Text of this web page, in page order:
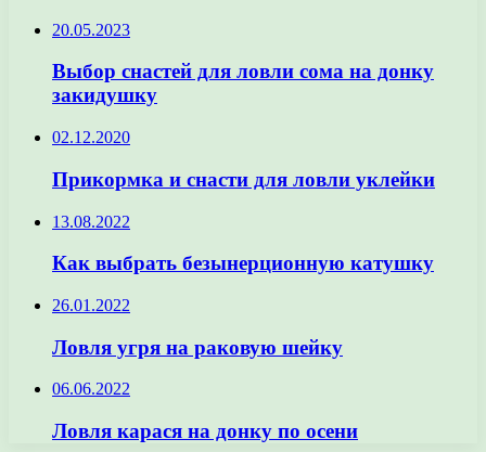
20.05.2023
Выбор снастей для ловли сома на донку
закидушку
02.12.2020
Прикормка и снасти для ловли уклейки
13.08.2022
Как выбрать безынерционную катушку
26.01.2022
Ловля угря на раковую шейку
06.06.2022
Ловля карася на донку по осени